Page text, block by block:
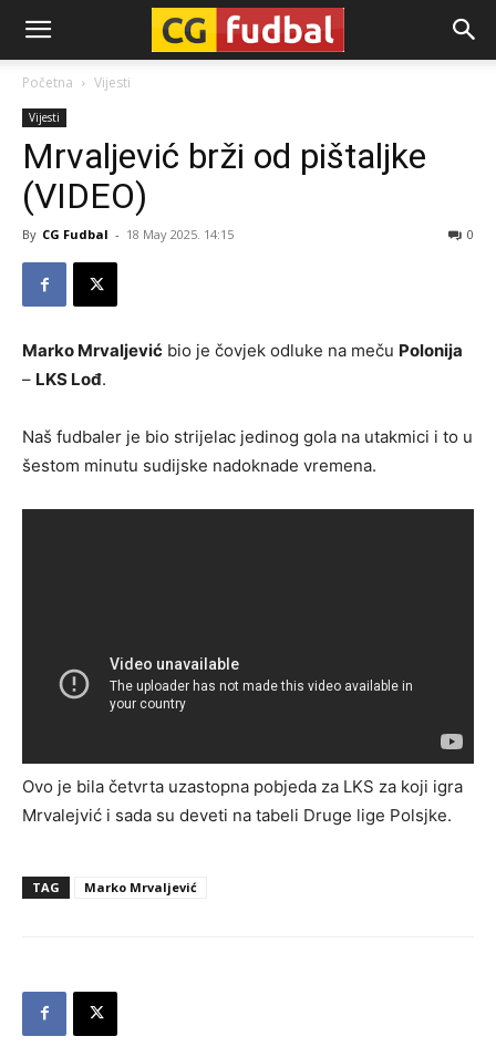
CG-
Fudbal
Početna Vijesti
Vijesti
Mrvaljević brži od pištaljke
(VIDEO)
By CG Fudbal - 18 May 2025. 14:15 0
Marko Mrvaljević bio je čovjek odluke na meču Polonija
– LKS Lođ.
Naš fudbaler je bio strijelac jedinog gola na utakmici i to u
šestom minutu sudijske nadoknade vremena.
Ovo je bila četvrta uzastopna pobjeda za LKS za koji igra
Mrvalejvić i sada su deveti na tabeli Druge lige Polsjke.
TAG Marko Mrvaljević